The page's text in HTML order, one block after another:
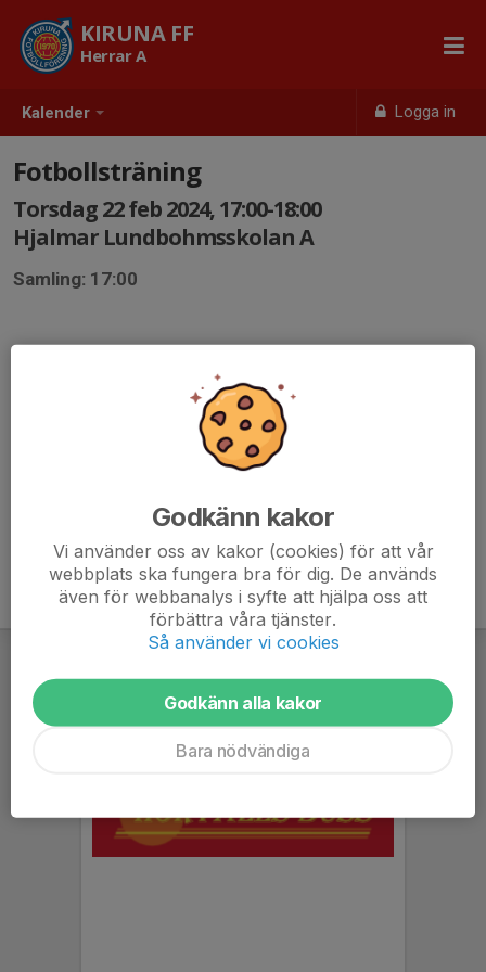
Kalender Logga in
KIRUNA FF
Herrar A
Fotbollsträning
Torsdag 22 feb 2024, 17:00-18:00
Hjalmar Lundbohmsskolan A
Samling: 17:00
Godkänn kakor
Vi använder oss av kakor (cookies) för att vår
webbplats ska fungera bra för dig. De används
även för webbanalys i syfte att hjälpa oss att
förbättra våra tjänster.
Så använder vi cookies
Godkänn alla kakor
Bara nödvändiga